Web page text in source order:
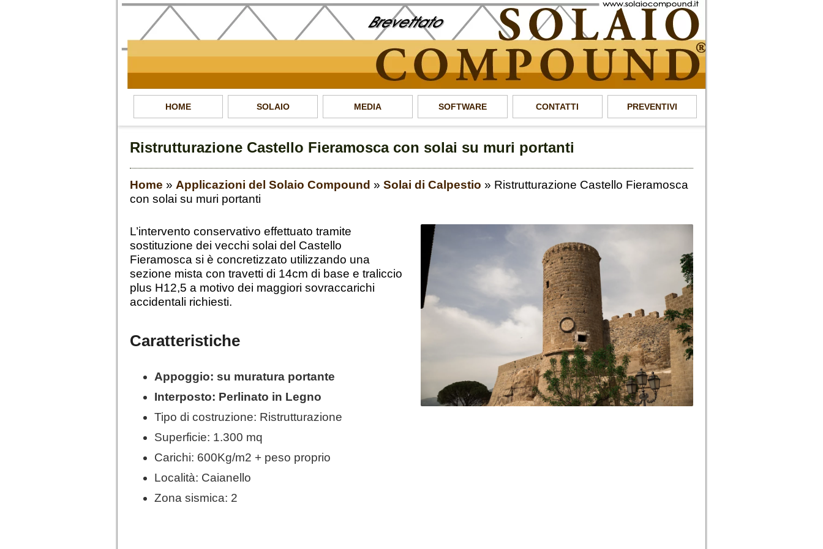
HOME SOLAIO MEDIA SOFTWARE CONTATTI PREVENTIVI
Ristrutturazione Castello Fieramosca con solai su muri portanti
Home » Applicazioni del Solaio Compound » Solai di Calpestio » Ristrutturazione Castello Fieramosca
con solai su muri portanti
L’intervento conservativo effettuato tramite
sostituzione dei vecchi solai del Castello
Fieramosca si è concretizzato utilizzando una
sezione mista con travetti di 14cm di base e traliccio
plus H12,5 a motivo dei maggiori sovraccarichi
accidentali richiesti.
Caratteristiche
Appoggio: su muratura portante
Interposto: Perlinato in Legno
Tipo di costruzione: Ristrutturazione
Superficie: 1.300 mq
Carichi: 600Kg/m2 + peso proprio
Località: Caianello
Zona sismica: 2